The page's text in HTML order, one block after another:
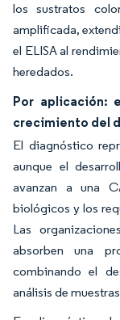
los sustratos
amplificada,
el ELISA al
heredados.
Por aplicación:
crecimiento del
El diagnóstico
aunque el
avanzan a una
biológicos y los
Las
absorben una
combinando el
análisis de